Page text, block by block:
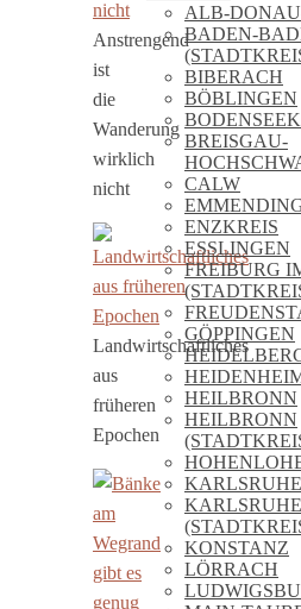
Anstrengend
ist
die
Wanderung
wirklich
nicht
Landwirtschaftliches
aus
früheren
Epochen
ALB-
BADEN-
BIBERACH
BÖBLINGEN
BREISGAU-
CALW
ENZKREIS
ESSLINGEN
FREIBURG
GÖPPINGEN
HEILBRONN
HEILBRONN
KARLSRUHE
KARLSRUHE
KONSTANZ
LÖRRACH